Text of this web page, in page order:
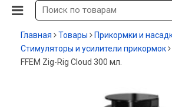
Главная Товары
Прикормки и
Стимуляторы и усилители прикормок
FFEM Zig-Rig Cloud 300 мл.